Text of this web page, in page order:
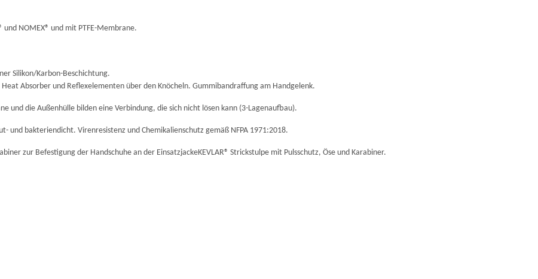
und NOMEX® und mit PTFE-Membrane.
Silikon/Karbon-Beschichtung.
Absorber und Reflexelementen über den Knöcheln. Gummibandraffung am Handgelenk.
und die Außenhülle bilden eine Verbindung, die sich nicht lösen kann (3-Lagenaufbau).
und bakteriendicht. Virenresistenz und Chemikalienschutz gemäß NFPA 1971:2018.
zur Befestigung der Handschuhe an der EinsatzjackeKEVLAR® Strickstulpe mit Pulsschutz, Öse und Karabiner.